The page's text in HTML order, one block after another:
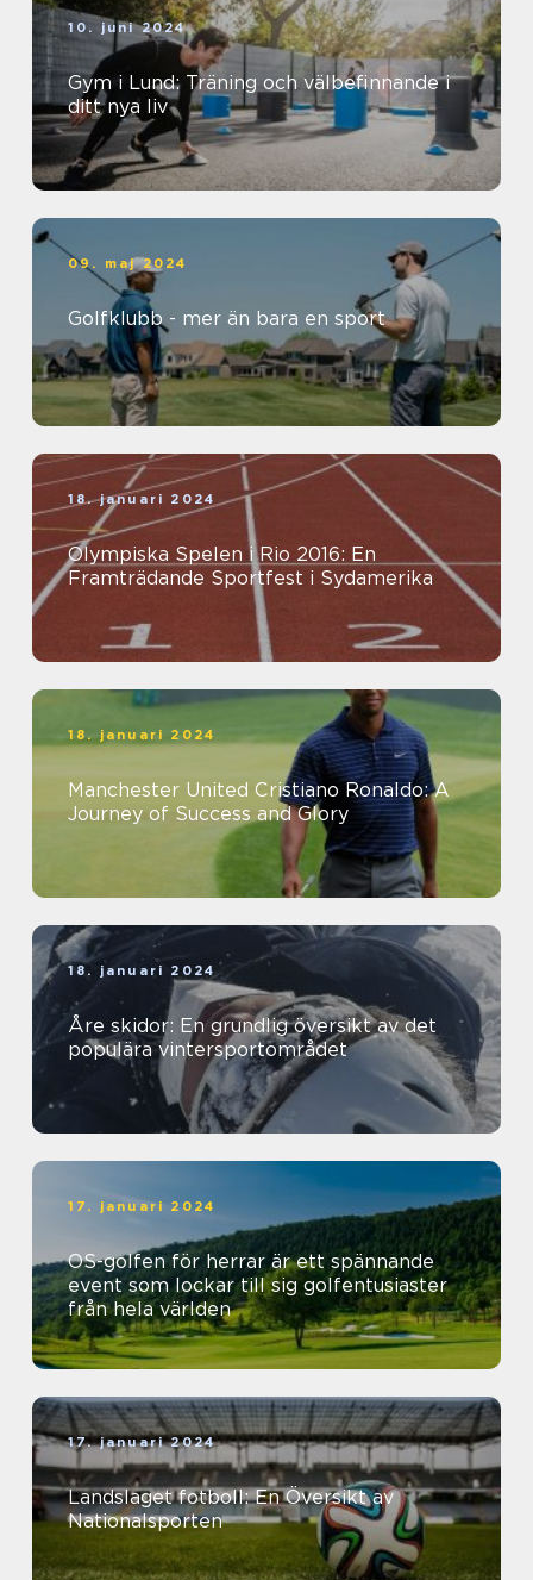
10. juni 2024
Gym i Lund: Träning och välbefinnande i
ditt nya liv
09. maj 2024
Golfklubb - mer än bara en sport
18. januari 2024
Olympiska Spelen i Rio 2016: En
Framträdande Sportfest i Sydamerika
18. januari 2024
Manchester United Cristiano Ronaldo: A
Journey of Success and Glory
18. januari 2024
Åre skidor: En grundlig översikt av det
populära vintersportområdet
17. januari 2024
OS-golfen för herrar är ett spännande
event som lockar till sig golfentusiaster
från hela världen
17. januari 2024
Landslaget fotboll: En Översikt av
Nationalsporten